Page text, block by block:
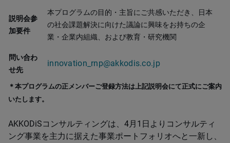
説明会参
加要件
本プログラムの目的・主旨にご共感いただき、日本
の社会課題解決に向けた議論に興味をお持ちの企
業・企業内組織、および教育・研究機関
問い合わ
せ先
innovation_rnp@akkodis.co.jp
＊本プログラムの正メンバーご登録方法は上記説明会にて正式にご案内
いたします。
AKKODiSコンサルティングは、4月1日よりコンサルティ
ング事業を主力に据えた事業ポートフォリオへと一新し、